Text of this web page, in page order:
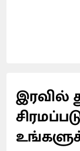
இரவில்